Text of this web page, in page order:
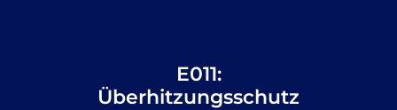
E011:
Überhitzungsschutz